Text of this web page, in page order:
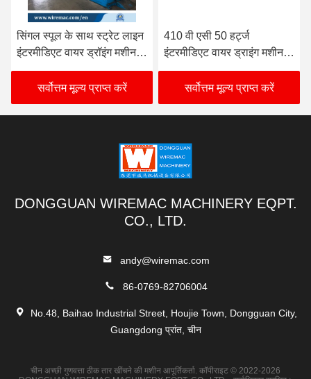
सिंगल स्पूल के साथ स्ट्रेट लाइन
इंटरमीडिएट वायर ड्रॉइंग मशीन
21D
सर्वोत्तम मूल्य प्राप्त करें
410 वी एसी 50 हर्ट्ज
इंटरमीडिएट वायर ड्राइंग मशीन
85 केवीए स्टेनलेस स्टील
सर्वोत्तम मूल्य प्राप्त करें
DONGGUAN WIREMAC MACHINERY EQPT.
CO., LTD.
andy@wiremac.com
86-0769-82706004
No.48, Baihao Industrial Street, Houjie Town, Dongguan City,
Guangdong प्रांत, चीन
चीन अच्छी गुणवत्ता ठीक तार खींचने की मशीन आपूर्तिकर्ता. कॉपीराइट © 2022-2026